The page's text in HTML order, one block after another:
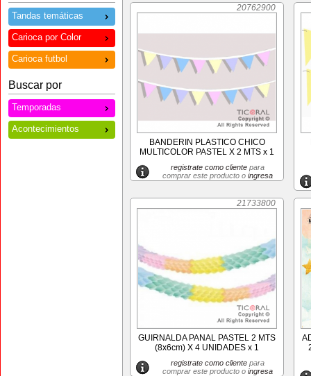
Tandas temáticas
Carioca por Color
Carioca futbol
Buscar por
Temporadas
Acontecimientos
20762900
BANDERIN PLASTICO CHICO
MULTICOLOR PASTEL X 2 MTS x 1
registrate como clientepara
comprar este producto o ingresa
21733800
GUIRNALDA PANAL PASTEL 2 MTS
(8x6cm) X 4 UNIDADES x 1
registrate como clientepara
comprar este producto o ingresa